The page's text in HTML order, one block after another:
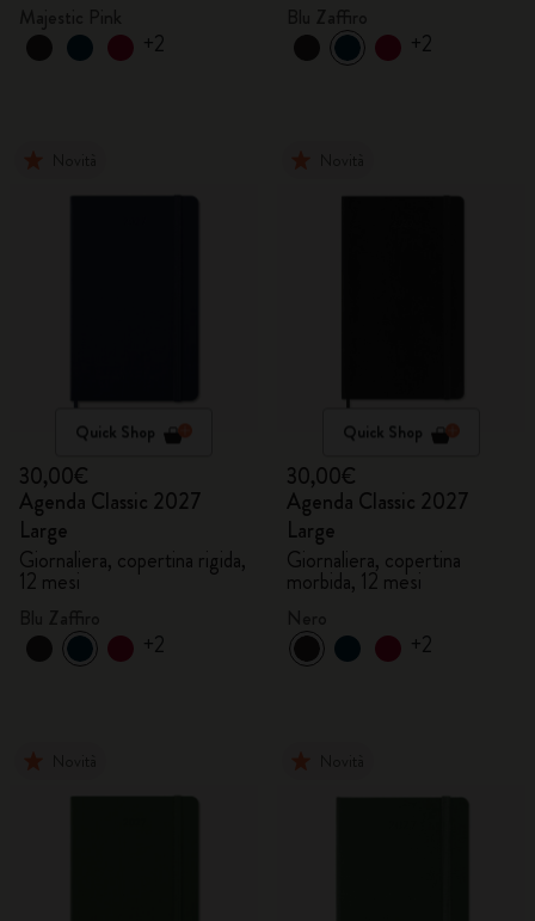
+2 +2
Quick Shop
30,00€
Agenda Classic 2027
Large
Giornaliera, copertina rigida,
12 mesi
+2
Quick Shop
30,00€
Agenda Classic 2027
Large
Giornaliera, copertina
morbida, 12 mesi
+2